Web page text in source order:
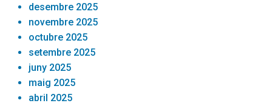
desembre 2025
novembre 2025
octubre 2025
setembre 2025
juny 2025
maig 2025
abril 2025